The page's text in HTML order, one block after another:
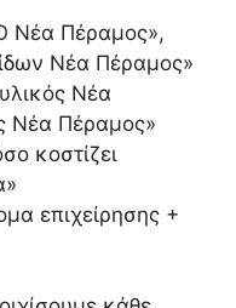
Νέα Πέραμος»,
Νέα Πέραμος»
Νέα
Νέα Πέραμος»
κοστίζει
επιχείρησης +